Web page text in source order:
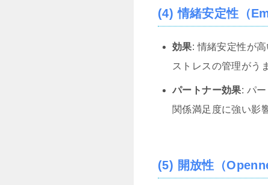
(4) 情緒安定性（
効果: 情緒安定性が
ストレスの管理がう
パートナー効果: パ
関係満足度に強い影
(5) 開放性（